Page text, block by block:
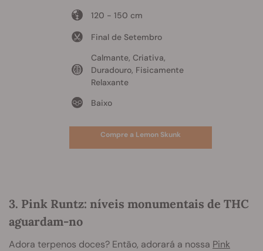
120 - 150 cm
Final de Setembro
Calmante, Criativa,
Duradouro, Fisicamente
Relaxante
Baixo
Compre a Lemon Skunk
3. Pink Runtz: níveis monumentais de THC
aguardam-no
Adora terpenos doces? Então, adorará a nossa Pink